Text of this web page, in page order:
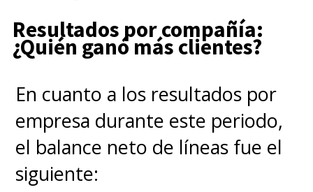
Resultados por compañía:
¿Quién ganó más clientes?
En cuanto a los resultados por
empresa durante este periodo,
el balance neto de líneas fue el
siguiente: